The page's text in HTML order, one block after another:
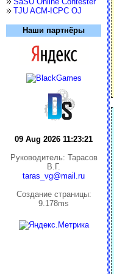
TJU ACM-ICPC OJ
Наши партнёры
09 Aug 2026 11:23:21
Руководитель: Тарасов
В.Г.
taras_vg@mail.ru
Cоздание страницы:
9.178ms